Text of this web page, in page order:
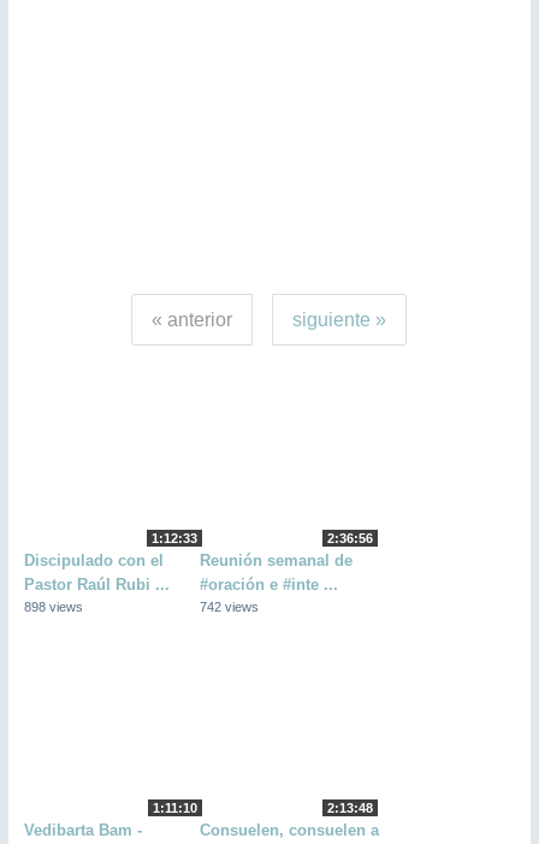
« anterior siguiente »
1:12:33
Discipulado con el
Pastor Raúl Rubi ...
898 views
2:36:56
Reunión semanal de
#oración e #inte ...
742 views
1:11:10
Vedibarta Bam -
2:13:48
Consuelen, consuelen a